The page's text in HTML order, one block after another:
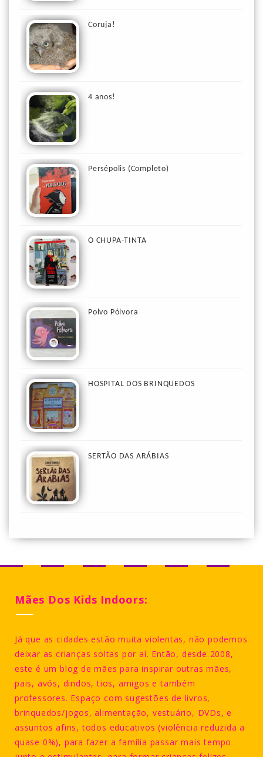
Coruja!
4 anos!
Persépolis (Completo)
O CHUPA-TINTA
Polvo Pólvora
HOSPITAL DOS BRINQUEDOS
SERTÃO DAS ARÁBIAS
Mães Dos Kids Indoors:
Já que as cidades estão muita violentas, não podemos
deixar as crianças soltas por aí. Então, desde 2008,
este é um blog de mães para inspirar outras mães,
pais, avós, dindos, tios, amigos e também
professores. Espaço com sugestões de livros,
brinquedos/jogos, alimentação, vestuário, DVDs, e
assuntos afins, todos educativos (violência reduzida a
quase 0%), para fazer a família passar mais tempo